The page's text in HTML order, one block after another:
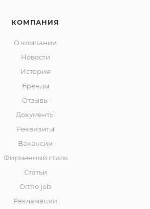
КОМПАНИЯ
О компании
Новости
История
Бренды
Отзывы
Документы
Реквизиты
Вакансии
Фирменный стиль
Статьи
Ortho job
Рекламации